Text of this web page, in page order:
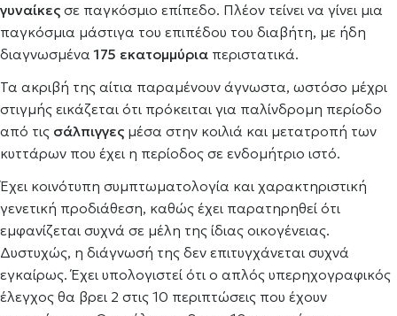
γυναίκες σε παγκόσμιο επίπεδο. Πλέον τείνει να γίνει μια
παγκόσμια μάστιγα του επιπέδου του διαβήτη, με ήδη
διαγνωσμένα175 εκατομμύρια περιστατικά.
Τα ακριβή της αίτια παραμένουν άγνωστα, ωστόσο μέχρι
στιγμής εικάζεται ότι πρόκειται για παλίνδρομη περίοδο
από τις σάλπιγγες μέσα στην κοιλιά και μετατροπή των
κυττάρων που έχει η περίοδος σε ενδομήτριο ιστό.
Έχει κοινότυπη συμπτωματολογία και χαρακτηριστική
γενετική προδιάθεση, καθώς έχει παρατηρηθεί ότι
εμφανίζεται συχνά σε μέλη της ίδιας οικογένειας.
Δυστυχώς, η διάγνωσή της δεν επιτυγχάνεται συχνά
εγκαίρως. Έχει υπολογιστεί ότι ο απλός υπερηχογραφικός
έλεγχος θα βρει 2 στις 10 περιπτώσεις που έχουν